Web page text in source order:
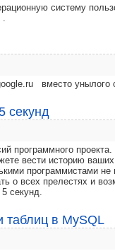
систему
вместо
секунд
программного проекта.
вести историю
программистами
о всех прелестях и
секунд.
таблиц в MySQL